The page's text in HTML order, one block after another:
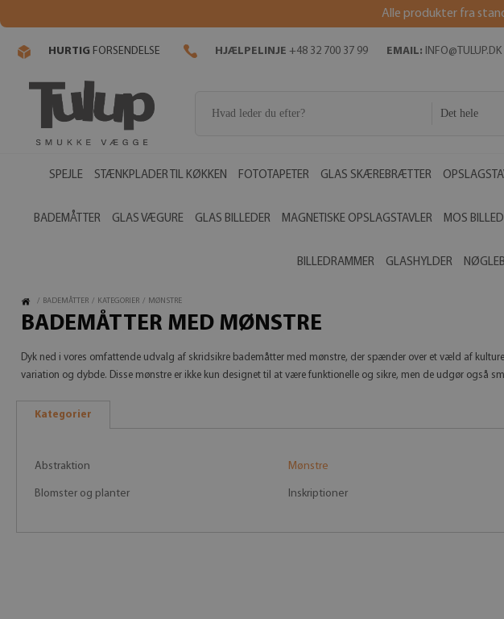
Alle produkter fra
HURTIG FORSENDELSE HJÆLPELINJE +48 32 700 37 99 EMAIL: INFO@TULUP.DK
Det hele
SPEJLE STÆNKPLADER TIL KØKKEN FOTOTAPETER GLAS SKÆREBRÆTTER
BADEMÅTTER GLAS VÆGURE GLAS BILLEDER MAGNETISKE OPSLAGSTAVLER MOS
BILLEDRAMMER GLASHYLDER
/ BADEMÅTTER / KATEGORIER / MØNSTRE
BADEMÅTTER MED MØNSTRE
Dyk ned i vores omfattende udvalg af skridsikre bademåtter med mønstre, der spænder over et væld af
variation og dybde. Disse mønstre er ikke kun designet til at være funktionelle og sikre, men de udgør også
Kategorier
Abstraktion Mønstre
Blomster og planter Inskriptioner